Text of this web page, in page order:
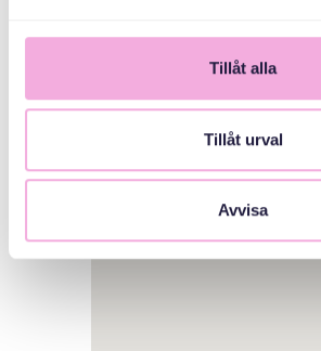
Tillåt alla
Tillåt urval
Avvisa
1